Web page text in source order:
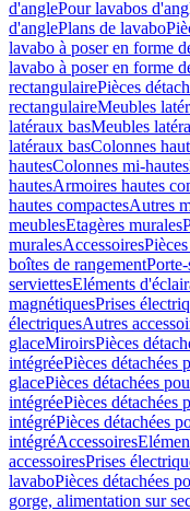
d'anglePour lavabos
d'anglePlans de lavabo
lavabo à poser en forme
lavabo à poser en forme
rectangulairePièces
rectangulaireMeubles
latéraux basMeubles
latéraux basColonnes
hautesColonnes mi-hautes
hautesArmoires hautes
hautes compactesAutres
meublesEtagères murales
muralesAccessoires
boîtes de rangement
serviettesEléments
magnétiquesPrises
électriquesAutres
glaceMiroirsPièces
intégréePièces détachées
glacePièces détachées
intégréePièces détachées
intégréPièces détachées
intégréAccessoires
accessoiresPrises
lavaboPièces détachées
gorge, alimentation sur